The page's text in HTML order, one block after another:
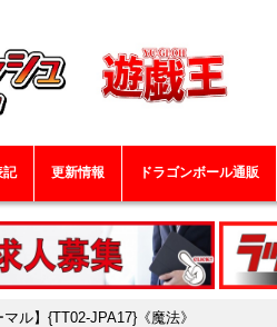
記 更新情報 ドラゴンボール通販
ル】{TT02-JPA17}《魔法》